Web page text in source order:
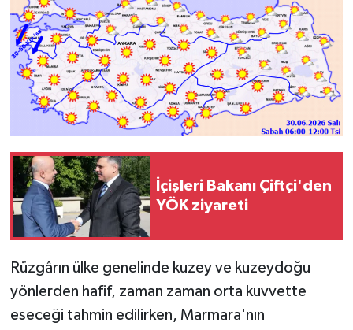
İçişleri Bakanı Çiftçi'den
YÖK ziyareti
Rüzgârın ülke genelinde kuzey ve kuzeydoğu
yönlerden hafif, zaman zaman orta kuvvette
eseceği tahmin edilirken, Marmara'nın